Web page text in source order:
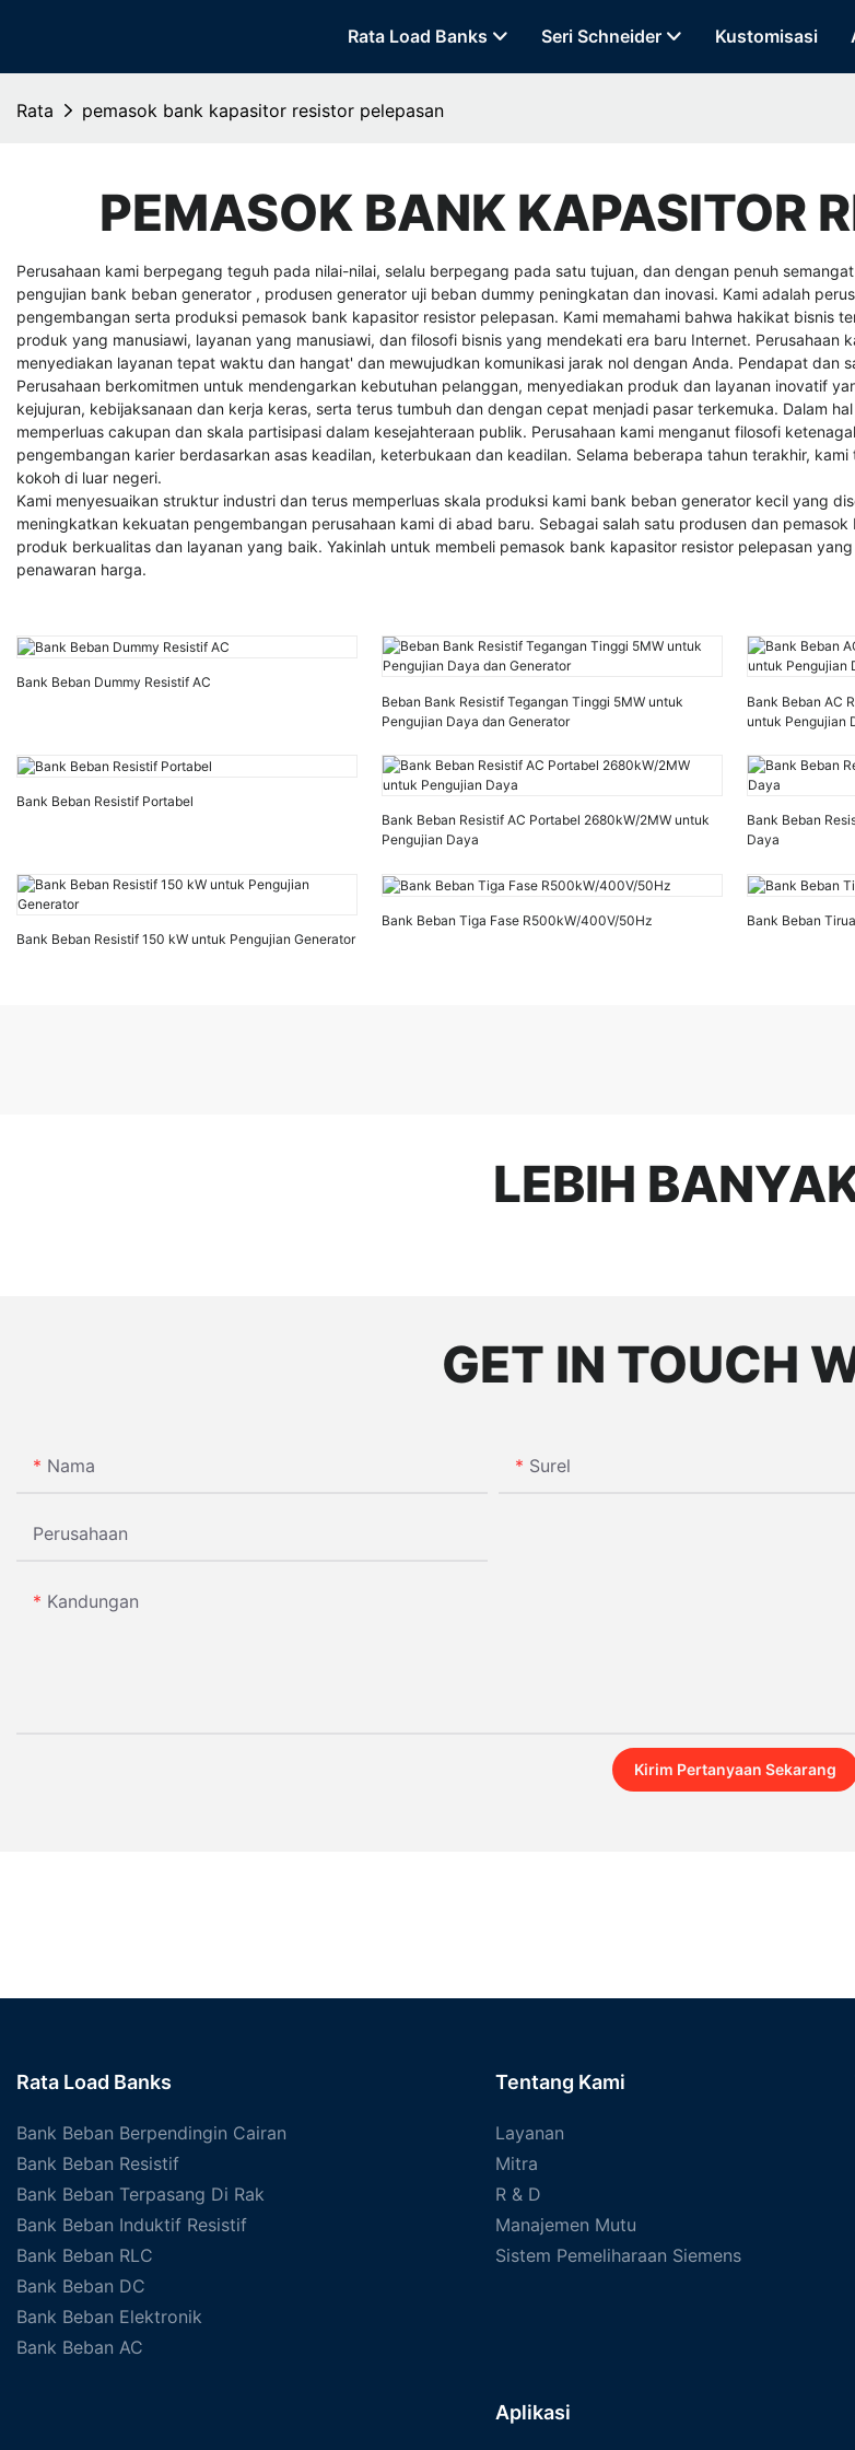
Rata Load Banks Seri Schneider Kustomisasi
Rata pemasok bank kapasitor resistor pelepasan
PEMASOK BANK KAPASITOR
Perusahaan kami berpegang teguh pada nilai-nilai, selalu berpegang pada satu tujuan, dan dengan penuh
pengujian bank beban generator , produsen generator uji beban dummy peningkatan dan inovasi. Kami adalah
pengembangan serta produksi pemasok bank kapasitor resistor pelepasan. Kami memahami bahwa hakikat bisnis
produk yang manusiawi, layanan yang manusiawi, dan filosofi bisnis yang mendekati era baru Internet.
menyediakan layanan tepat waktu dan hangat' dan mewujudkan komunikasi jarak nol dengan Anda. Pendapat dan
Perusahaan berkomitmen untuk mendengarkan kebutuhan pelanggan, menyediakan produk dan layanan inovatif
kejujuran, kebijaksanaan dan kerja keras, serta terus tumbuh dan dengan cepat menjadi pasar terkemuka. Dalam
memperluas cakupan dan skala partisipasi dalam kesejahteraan publik. Perusahaan kami menganut filosofi
pengembangan karier berdasarkan asas keadilan, keterbukaan dan keadilan. Selama beberapa tahun terakhir,
kokoh di luar negeri.
Kami menyesuaikan struktur industri dan terus memperluas skala produksi kami bank beban generator kecil yang
meningkatkan kekuatan pengembangan perusahaan kami di abad baru. Sebagai salah satu produsen dan
produk berkualitas dan layanan yang baik. Yakinlah untuk membeli pemasok bank kapasitor resistor pelepasan
penawaran harga.
Bank Beban Dummy Resistif AC
Beban Bank Resistif Tegangan Tinggi 5MW untuk
Pengujian Daya dan Generator
Bank Beban AC
untuk Pengujian
Bank Beban Resistif Portabel
Bank Beban Resistif AC Portabel 2680kW/2MW untuk
Pengujian Daya
Bank Beban
Daya
Bank Beban Resistif 150 kW untuk Pengujian Generator
Bank Beban Tiga Fase R500kW/400V/50Hz Bank Beban
LEBIH
GET IN TOUCH
Nama Surel
Perusahaan
Kandungan
Kirim Pertanyaan Sekarang
Rata Load Banks
Bank Beban Berpendingin Cairan
Bank Beban Resistif
Bank Beban Terpasang Di Rak
Bank Beban Induktif Resistif
Bank Beban RLC
Bank Beban DC
Bank Beban Elektronik
Bank Beban AC
Tentang Kami
Layanan
Mitra
R & D
Manajemen Mutu
Sistem Pemeliharaan Siemens
Aplikasi